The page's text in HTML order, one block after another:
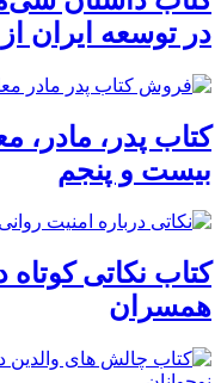
در توسعه ایران
کتاب پدر، مادر،
بیست و پنجم
کتاب نکاتی کوتاه
همسران